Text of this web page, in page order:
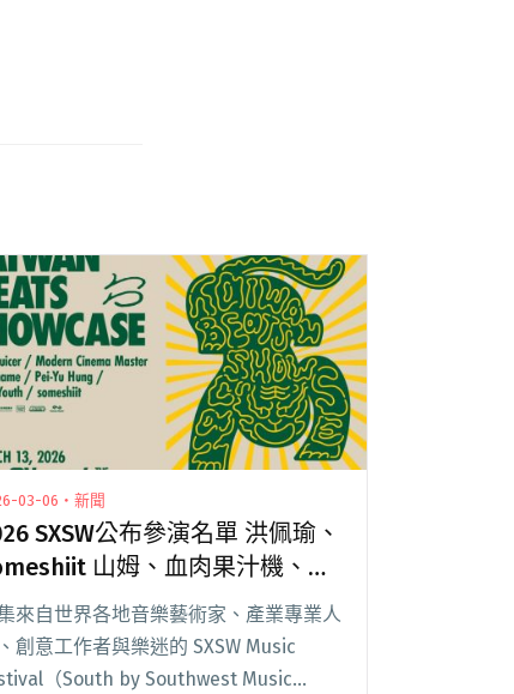
03-06・新聞
SXSW公布參演名單 洪佩瑜、
山姆、血肉果汁機、拍
年等6組音樂人將在「Taiwan
Showcase」開唱
來自世界各地音樂藝術家、產業專業人
創意工作者與樂迷的 SXSW Music
（South by Southwest Music